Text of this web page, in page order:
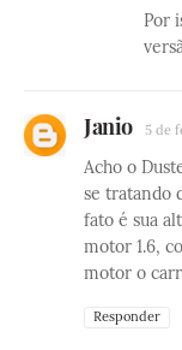
Por
Janio 5 de
Acho o
se tratando
fato é sua
motor 1.6,
motor o
Responder